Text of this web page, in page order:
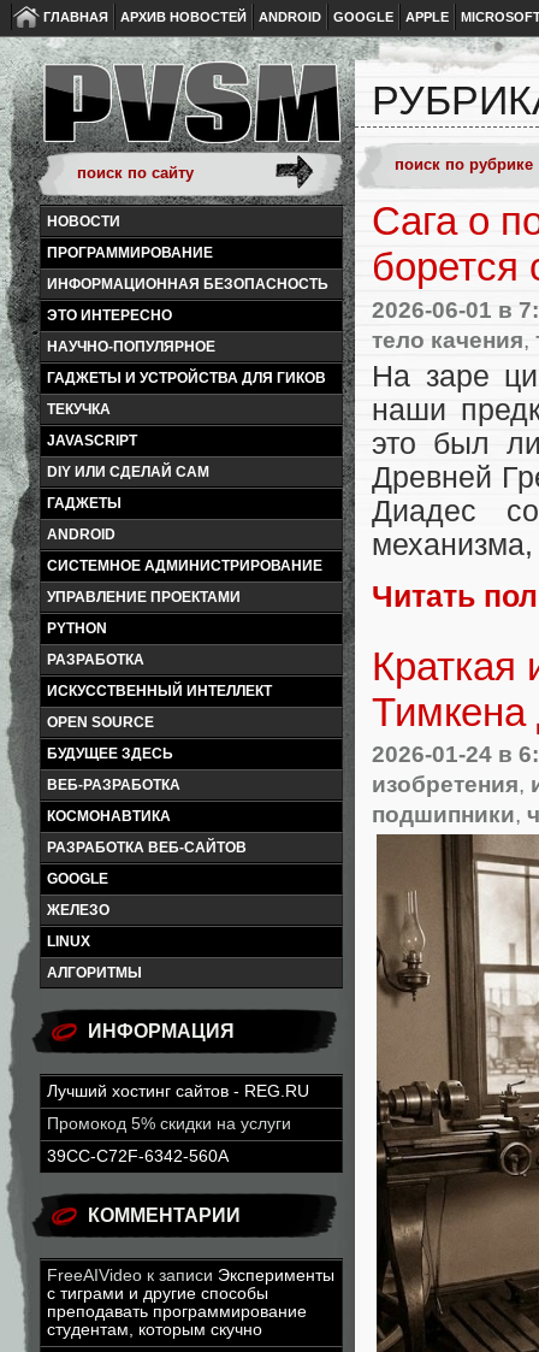
ГЛАВНАЯ АРХИВ НОВОСТЕЙ ANDROID GOOGLE APPLE
НОВОСТИ
ПРОГРАММИРОВАНИЕ
ИНФОРМАЦИОННАЯ БЕЗОПАСНОСТЬ
ЭТО ИНТЕРЕСНО
НАУЧНО-ПОПУЛЯРНОЕ
ГАДЖЕТЫ И УСТРОЙСТВА ДЛЯ ГИКОВ
ТЕКУЧКА
JAVASCRIPT
DIY ИЛИ СДЕЛАЙ САМ
ГАДЖЕТЫ
ANDROID
СИСТЕМНОЕ АДМИНИСТРИРОВАНИЕ
УПРАВЛЕНИЕ ПРОЕКТАМИ
PYTHON
РАЗРАБОТКА
ИСКУССТВЕННЫЙ ИНТЕЛЛЕКТ
OPEN SOURCE
БУДУЩЕЕ ЗДЕСЬ
ВЕБ-РАЗРАБОТКА
КОСМОНАВТИКА
РАЗРАБОТКА ВЕБ-САЙТОВ
GOOGLE
ЖЕЛЕЗО
LINUX
АЛГОРИТМЫ
ИНФОРМАЦИЯ
Лучший хостинг сайтов - REG.RU
Промокод 5% скидки на услуги
39CC-C72F-6342-560A
КОММЕНТАРИИ
FreeAIVideo к записи Эксперименты
с тиграми и другие способы
преподавать программирование
студентам, которым скучно
Сага о
борется
2026-06-01 в
тело качения,
На заре
наши
это был
Древней
Диадес
Читать
Краткая
Тимкена
2026-01-24 в
изобретения,
подшипники,